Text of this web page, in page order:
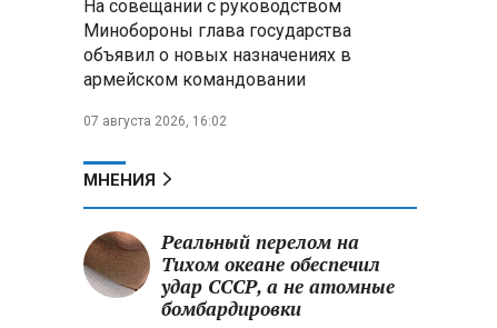
На совещании с руководством
Минобороны глава государства
объявил о новых назначениях в
армейском командовании
07 августа 2026, 16:02
МНЕНИЯ
Реальный перелом на
Тихом океане обеспечил
удар СССР, а не атомные
бомбардировки